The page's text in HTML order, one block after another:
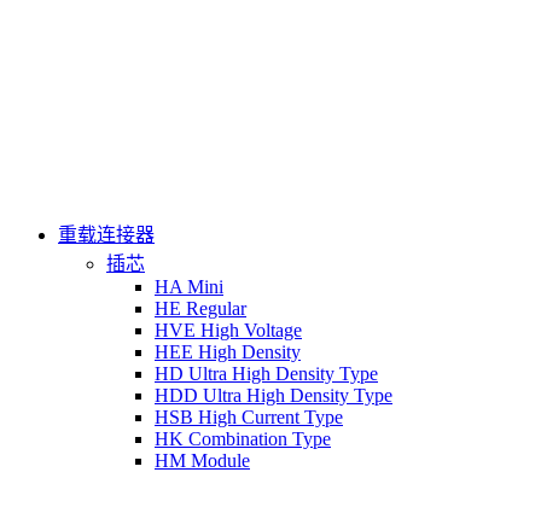
重载连接器
插芯
HA Mini
HE Regular
HVE High Voltage
HEE High Density
HD Ultra High Density Type
HDD Ultra High Density Type
HSB High Current Type
HK Combination Type
HM Module